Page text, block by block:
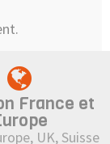
France et
UK, Suisse